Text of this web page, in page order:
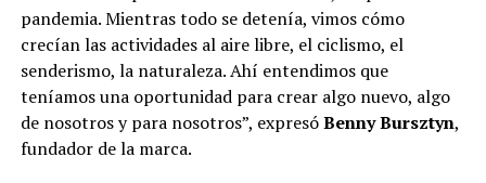
pandemia. Mientras todo se detenía, vimos cómo
crecían las actividades al aire libre, el ciclismo, el
senderismo, la naturaleza. Ahí entendimos que
teníamos una oportunidad para crear algo nuevo, algo
de nosotros y para nosotros”, expresóBenny Bursztyn,
fundador de la marca.